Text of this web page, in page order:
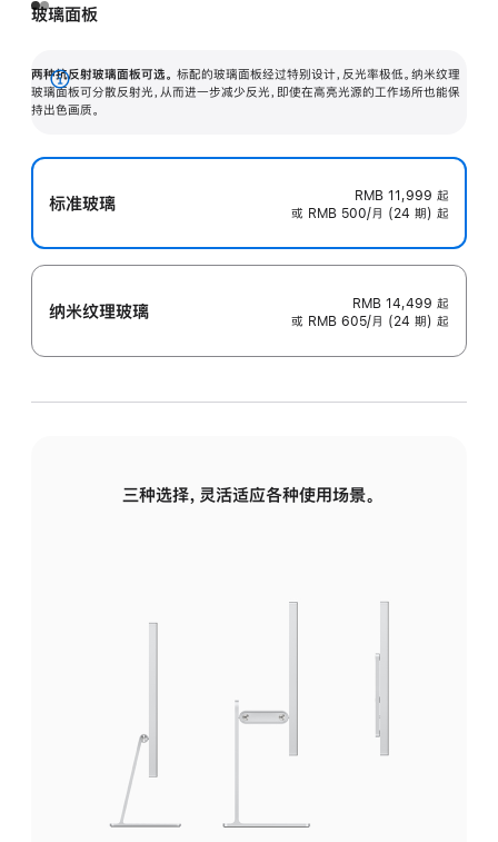
玻璃面板
两种抗反射玻璃面板可选。 标配的玻璃面板经过特别设计，反光率极低。纳米纹理
玻璃面板可分散反射光，从而进一步减少反光，即使在高亮光源的工作场所也能保
持出色画质。
展
开
标准玻璃 RMB 11,999 起
或 RMB 500/月 (24 期) 起
纳米纹理玻璃 RMB 14,499 起
或 RMB 605/月 (24 期) 起
三种选择，灵活适应各种使用场景。